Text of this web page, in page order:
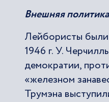
Внешняя
Лейбористы были
1946 г. У.
демократии,
«железном
Трумэна